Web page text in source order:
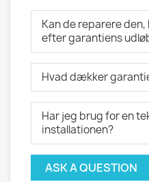
Kan de reparere
efter garantiens
Hvad dækker
Har jeg brug for en
installationen?
ASK A QUESTION